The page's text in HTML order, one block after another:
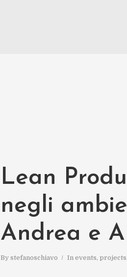
Lean
negli
Andrea e
By stefanoschiavo In events, projects